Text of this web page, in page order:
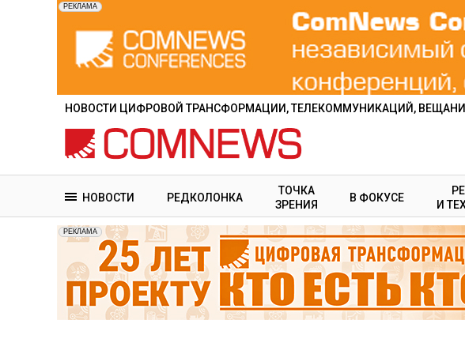
содержанию
НОВОСТИ ЦИФРОВОЙ ТРАНСФОРМАЦИИ, ТЕЛЕКОММУНИКАЦИЙ,
НОВОСТИ РЕДКОЛОНКА
ТОЧКА
ЗРЕНИЯ
В ФОКУСЕ
И